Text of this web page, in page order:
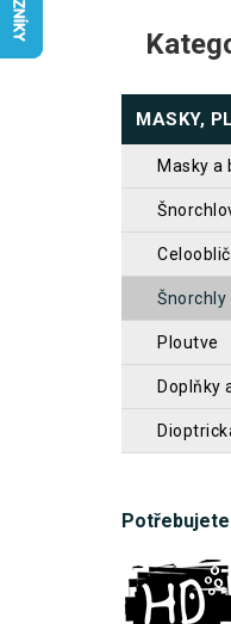
t
r
í
p
l
Přeskočit
kategorie
MASKY,
masky
šnorchly
ploutve